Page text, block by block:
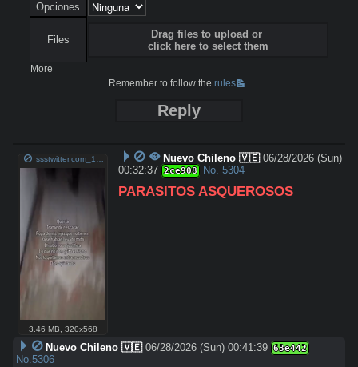
Opciones
Files
Drag files to upload or
click here to select them
More
Remember to follow therules
Reply
3.46 MB 320x568
Nuevo Chileno 🇻🇪 06/28/2026 (Sun)
00:32:37 2ce908 No. 5304
PARASITOS ASQUEROSOS
Nuevo Chileno 🇻🇪 06/28/2026 (Sun) 00:41:39 63e442
No.5306